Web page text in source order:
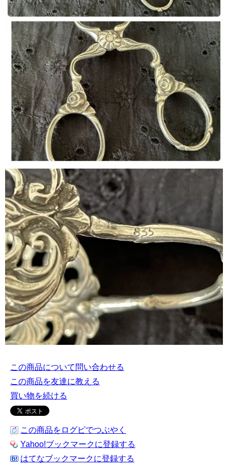
この商品について問い合わせる
この商品を友達に教える
買い物を続ける
この商品をログピでつぶやく
Yahoo!ブックマークに登録する
はてなブックマークに登録する